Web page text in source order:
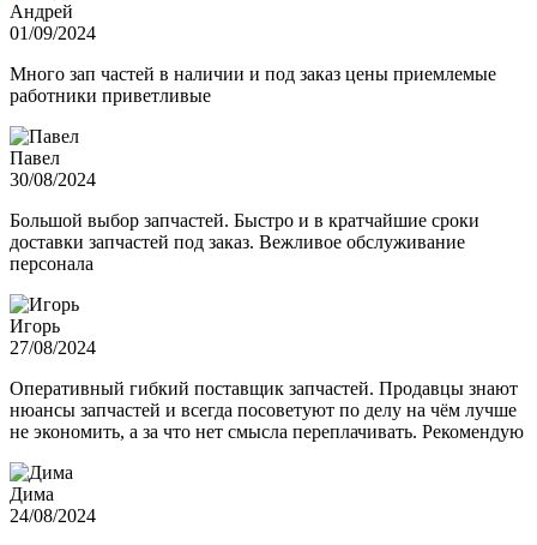
Андрей
01/09/2024
Много зап частей в наличии и под заказ цены приемлемые
работники приветливые
Павел
30/08/2024
Большой выбор запчастей. Быстро и в кратчайшие сроки
доставки запчастей под заказ. Вежливое обслуживание
персонала
Игорь
27/08/2024
Оперативный гибкий поставщик запчастей. Продавцы знают
нюансы запчастей и всегда посоветуют по делу на чём лучше
не экономить, а за что нет смысла переплачивать. Рекомендую
Дима
24/08/2024